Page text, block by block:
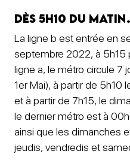
Dès 5h10 du
La ligne b est entrée en
septembre 2022, à 5h15
ligne a, le métro circule 7
1er Mai), à partir de 5h10
et à partir de 7h15, le
le dernier métro est à
ainsi que les dimanches
jeudis, vendredis et